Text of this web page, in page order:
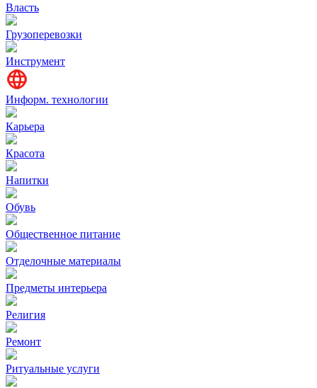
Власть
Грузоперевозки
Инструмент
Информ. технологии
Карьера
Красота
Напитки
Обувь
Общественное питание
Отделочные материалы
Предметы интерьера
Религия
Ремонт
Ритуальные услуги